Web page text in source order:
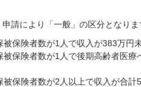
請により「一般」の区分となりま
保険者数が1人で収入が383万円
保険者数が1人で後期高齢者医療
保険者数が2人以上で収入が合計